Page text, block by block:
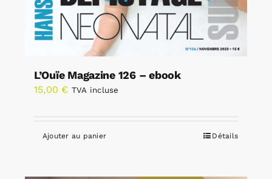
L’Ouïe Magazine 126 – ebook
15,00 € TVA incluse
Ajouter au panier Détails